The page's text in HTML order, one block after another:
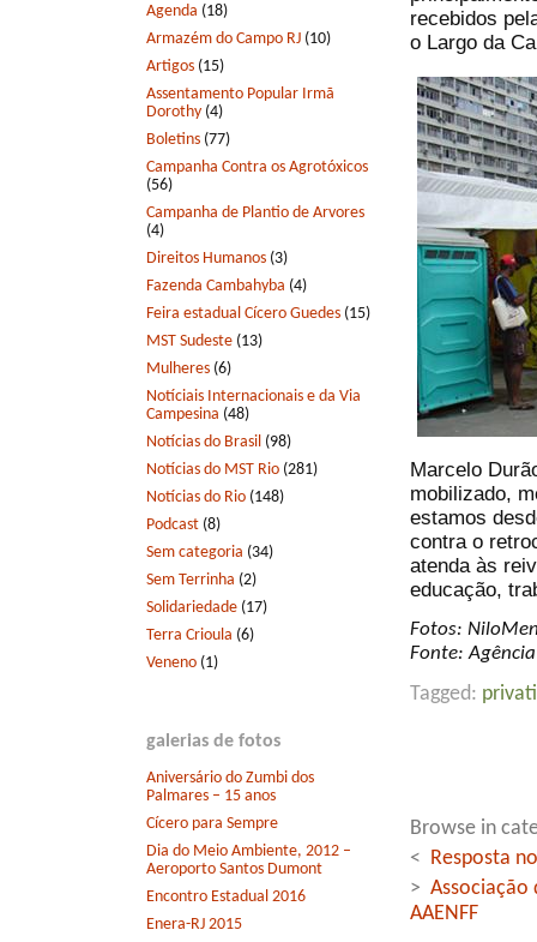
Agenda (18)
Armazém do Campo RJ (10)
Artigos (15)
Assentamento Popular Irmã
Dorothy (4)
Boletins (77)
Campanha Contra os Agrotóxicos
(56)
Campanha de Plantio de Arvores
(4)
Direitos Humanos (3)
Fazenda Cambahyba (4)
Feira estadual Cícero Guedes (15)
MST Sudeste (13)
Mulheres (6)
Notíciais Internacionais e da Via
Campesina (48)
Notícias do Brasil (98)
Notícias do MST Rio (281)
Notícias do Rio (148)
Podcast (8)
Sem categoria (34)
Sem Terrinha (2)
Solidariedade (17)
Terra Crioula (6)
Veneno (1)
galerias de fotos
Aniversário do Zumbi dos
Palmares – 15 anos
Cícero para Sempre
Dia do Meio Ambiente, 2012 –
Aeroporto Santos Dumont
Encontro Estadual 2016
Enera-RJ 2015
recebidos
o Largo da
Marcelo
mobilizado,
estamos
contra o
atenda às
educação,
Fotos:
Fonte:
Tagged:
Browse in
<
Resposta
> Associação
AAENFF